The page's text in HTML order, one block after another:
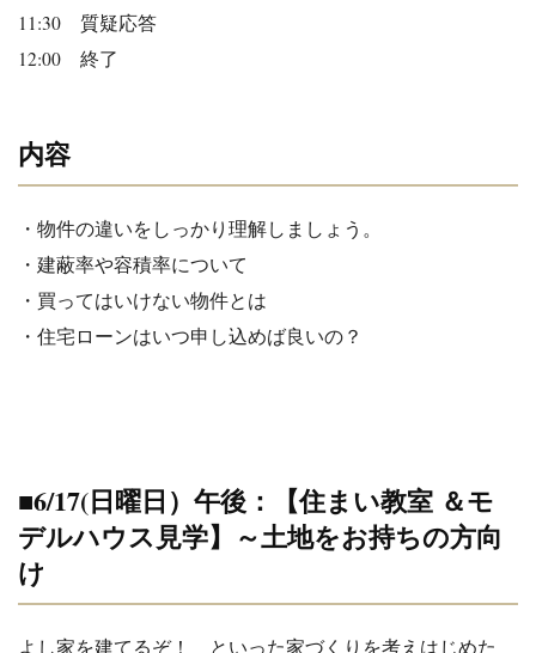
11:30 質疑応答
12:00 終了
内容
・物件の違いをしっかり理解しましょう。
・建蔽率や容積率について
・買ってはいけない物件とは
・住宅ローンはいつ申し込めば良いの？
■6/17(日曜日）午後：【住まい教室 ＆モ
デルハウス見学】～土地をお持ちの方向
け
よし家を建てるぞ！ といった家づくりを考えはじめた